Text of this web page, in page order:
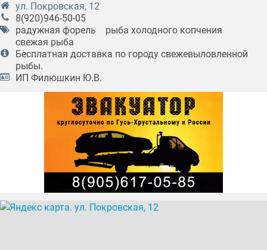
ул. Покровская, 12
8(920)946-50-05
радужная форель
рыба холодного копчения
свежая рыба
Бесплатная доставка по городу свежевыловленной
рыбы.
ИП Филюшкин Ю.В.